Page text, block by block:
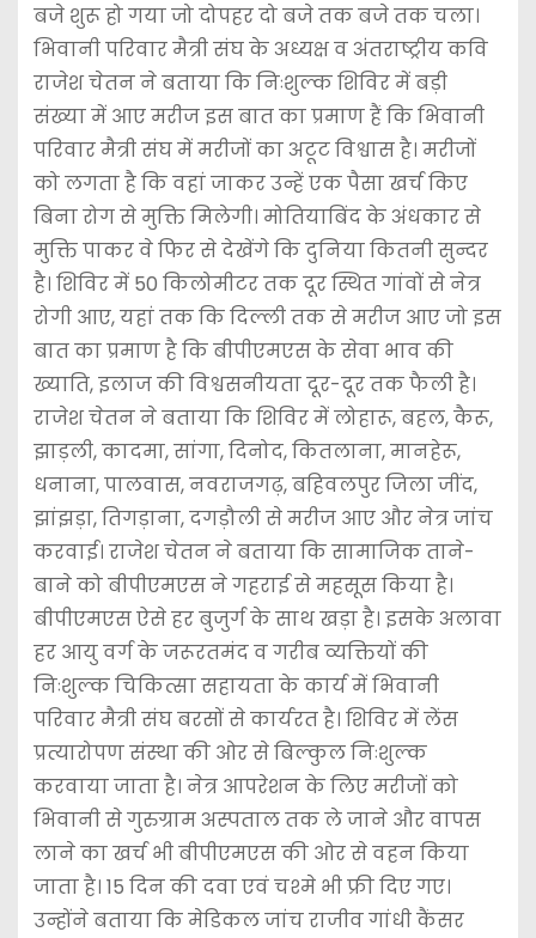
बजे शुरू हो गया जो दोपहर दो बजे तक बजे तक चला।
भिवानी परिवार मैत्री संघ के अध्यक्ष व अंतराष्ट्रीय कवि
राजेश चेतन ने बताया कि निःशुल्क शिविर में बड़ी
संख्या में आए मरीज इस बात का प्रमाण हैं कि भिवानी
परिवार मैत्री संघ में मरीजों का अटूट विश्वास है। मरीजों
को लगता है कि वहां जाकर उन्हें एक पैसा खर्च किए
बिना रोग से मुक्ति मिलेगी। मोतियाबिंद के अंधकार से
मुक्ति पाकर वे फिर से देखेंगे कि दुनिया कितनी सुन्दर
है। शिविर में 50 किलोमीटर तक दूर स्थित गांवों से नेत्र
रोगी आए, यहां तक कि दिल्ली तक से मरीज आए जो इस
बात का प्रमाण है कि बीपीएमएस के सेवा भाव की
ख्याति, इलाज की विश्वसनीयता दूर-दूर तक फैली है।
राजेश चेतन ने बताया कि शिविर में लोहारू, बहल, कैरू,
झाड़ली, कादमा, सांगा, दिनोद, कितलाना, मानहेरू,
धनाना, पालवास, नवराजगढ़, बहिवलपुर जिला जींद,
झांझड़ा, तिगड़ाना, दगड़ौली से मरीज आए और नेत्र जांच
करवाई। राजेश चेतन ने बताया कि सामाजिक ताने-
बाने को बीपीएमएस ने गहराई से महसूस किया है।
बीपीएमएस ऐसे हर बुजुर्ग के साथ खड़ा है। इसके अलावा
हर आयु वर्ग के जरूरतमंद व गरीब व्यक्तियों की
निःशुल्क चिकित्सा सहायता के कार्य में भिवानी
परिवार मैत्री संघ बरसों से कार्यरत है। शिविर में लेंस
प्रत्यारोपण संस्था की ओर से बिल्कुल निःशुल्क
करवाया जाता है। नेत्र आपरेशन के लिए मरीजों को
भिवानी से गुरुग्राम अस्पताल तक ले जाने और वापस
लाने का खर्च भी बीपीएमएस की ओर से वहन किया
जाता है। 15 दिन की दवा एवं चश्मे भी फ्री दिए गए।
उन्होंने बताया कि मेडिकल जांच राजीव गांधी कैंसर